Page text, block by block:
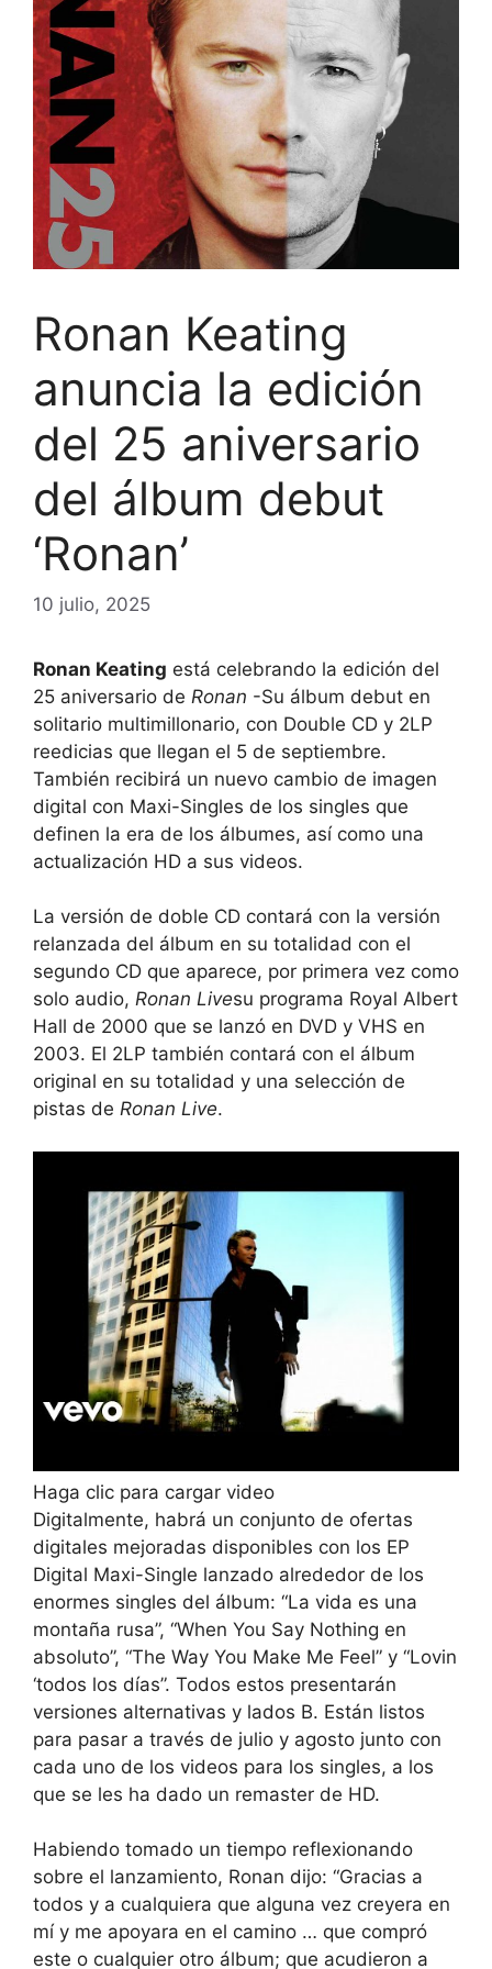
Ronan Keating
anuncia la edición
del 25 aniversario
del álbum debut
‘Ronan’
10 julio, 2025
Ronan Keating está celebrando la edición del
25 aniversario de Ronan -Su álbum debut en
solitario multimillonario, con Double CD y 2LP
reedicias que llegan el 5 de septiembre.
También recibirá un nuevo cambio de imagen
digital con Maxi-Singles de los singles que
definen la era de los álbumes, así como una
actualización HD a sus videos.
La versión de doble CD contará con la versión
relanzada del álbum en su totalidad con el
segundo CD que aparece, por primera vez como
solo audio, Ronan Livesu programa Royal Albert
Hall de 2000 que se lanzó en DVD y VHS en
2003. El 2LP también contará con el álbum
original en su totalidad y una selección de
pistas de Ronan Live.
Haga clic para cargar video
Digitalmente, habrá un conjunto de ofertas
digitales mejoradas disponibles con los EP
Digital Maxi-Single lanzado alrededor de los
enormes singles del álbum: “La vida es una
montaña rusa”, “When You Say Nothing en
absoluto”, “The Way You Make Me Feel” y “Lovin
‘todos los días”. Todos estos presentarán
versiones alternativas y lados B. Están listos
para pasar a través de julio y agosto junto con
cada uno de los videos para los singles, a los
que se les ha dado un remaster de HD.
Habiendo tomado un tiempo reflexionando
sobre el lanzamiento, Ronan dijo: “Gracias a
todos y a cualquiera que alguna vez creyera en
mí y me apoyara en el camino … que compró
este o cualquier otro álbum; que acudieron a